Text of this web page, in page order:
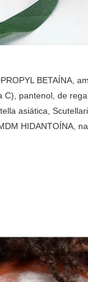
BETAÍNA,
pantenol, de
asiática,
HIDANTOÍNA,